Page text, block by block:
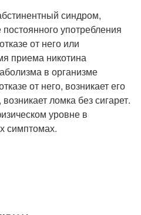
синдром,
употребления
от него или
приема никотина
в организме
от него, возникает его
ломка без сигарет.
уровне в
симптомах.